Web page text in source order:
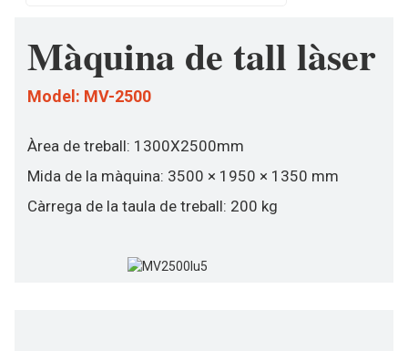
Màquina de tall làser
Model: MV-2500
Àrea de treball: 1300X2500mm
Mida de la màquina: 3500 × 1950 × 1350 mm
Càrrega de la taula de treball: 200 kg